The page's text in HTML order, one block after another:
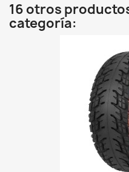
16 otros
categoría: